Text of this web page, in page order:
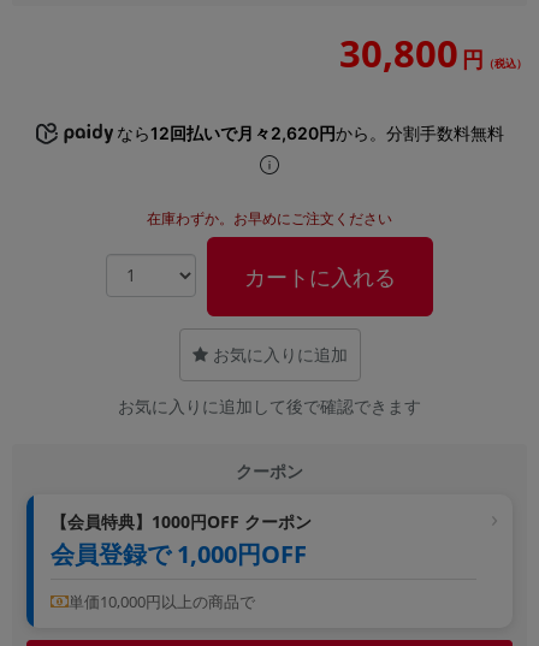
30,800 円 （税込）
なら12回払いで月々2,620円から。分割手数料無料
在庫わずか。お早めにご注文ください
カートに入れる
お気に入りに追加
お気に入りに追加して後で確認できます
クーポン
【会員特典】1000円OFF クーポン
会員登録で 1,000円OFF
単価10,000円以上の商品で